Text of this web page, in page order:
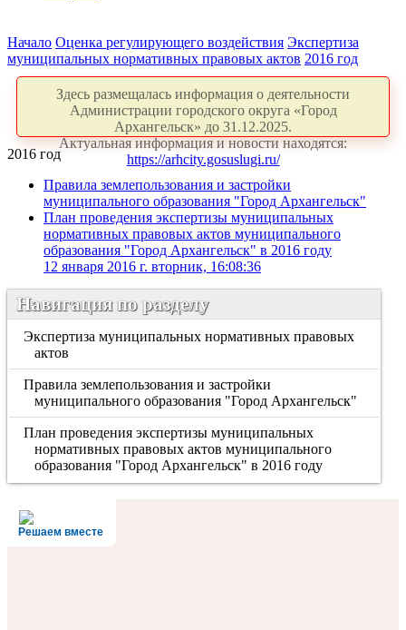
Начало Оценка регулирующего воздействия Экспертиза
муниципальных нормативных правовых актов 2016 год
Здесь размещалась информация о деятельности
Администрации городского округа «Город
Архангельск» до 31.12.2025.
Актуальная информация и новости находятся:
https://arhcity.gosuslugi.ru/
2016 год
Правила землепользования и застройки
муниципального образования "Город Архангельск"
План проведения экспертизы муниципальных
нормативных правовых актов муниципального
образования "Город Архангельск" в 2016 году
12 января 2016 г. вторник, 16:08:36
Навигация по разделу
Экспертиза муниципальных нормативных правовых
актов
Правила землепользования и застройки
муниципального образования "Город Архангельск"
План проведения экспертизы муниципальных
нормативных правовых актов муниципального
образования "Город Архангельск" в 2016 году
Решаем вместе